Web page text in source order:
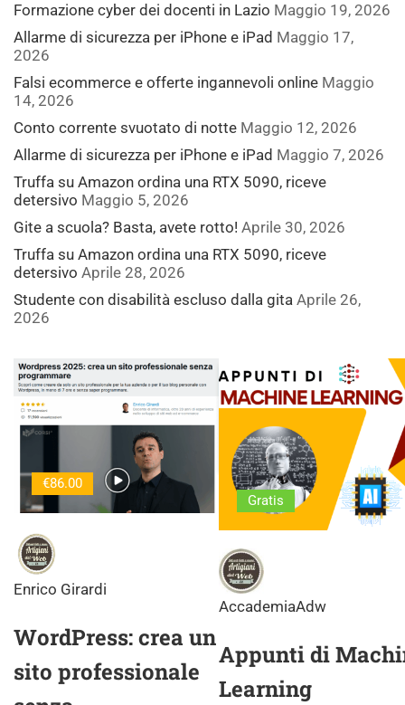
Formazione cyber dei docenti in Lazio Maggio 19, 2026
Allarme di sicurezza per iPhone e iPad Maggio 17,
2026
Falsi ecommerce e offerte ingannevoli online Maggio
14, 2026
Conto corrente svuotato di notte Maggio 12, 2026
Allarme di sicurezza per iPhone e iPad Maggio 7, 2026
Truffa su Amazon ordina una RTX 5090, riceve
detersivo Maggio 5, 2026
Gite a scuola? Basta, avete rotto! Aprile 30, 2026
Truffa su Amazon ordina una RTX 5090, riceve
detersivo Aprile 28, 2026
Studente con disabilità escluso dalla gita Aprile 26,
2026
€86.00
Enrico Girardi
WordPress: crea un
sito professionale
Gratis
AccademiaAdw
Appunti di
Learning